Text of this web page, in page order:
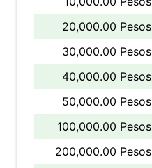
20,000.00 Pesos
30,000.00 Pesos
40,000.00 Pesos
50,000.00 Pesos
100,000.00 Pesos
200,000.00 Pesos